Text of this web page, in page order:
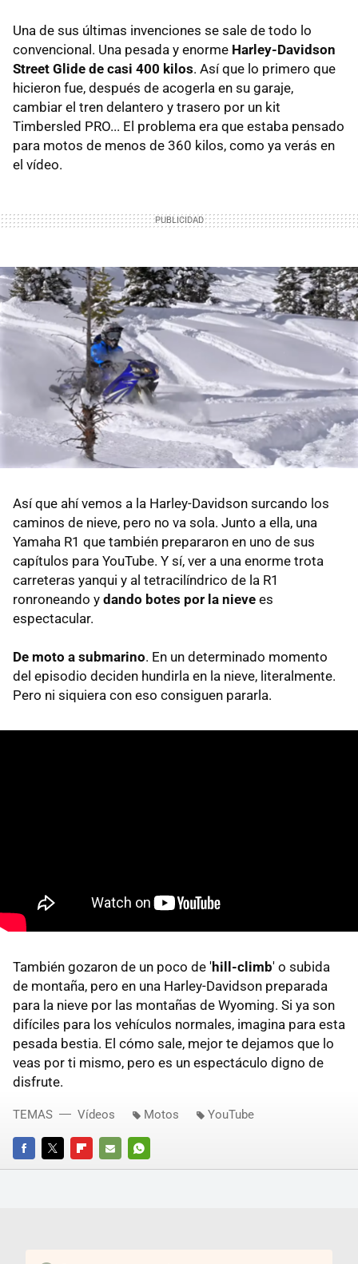
Una de sus últimas invenciones se sale de todo lo
convencional. Una pesada y enorme Harley-Davidson
Street Glide de casi 400 kilos. Así que lo primero que
hicieron fue, después de acogerla en su garaje,
cambiar el tren delantero y trasero por un kit
Timbersled PRO... El problema era que estaba pensado
para motos de menos de 360 kilos, como ya verás en
el vídeo.
Así que ahí vemos a la Harley-Davidson surcando los
caminos de nieve, pero no va sola. Junto a ella, una
Yamaha R1 que también prepararon en uno de sus
capítulos para YouTube. Y sí, ver a una enorme trota
carreteras yanqui y al tetracilíndrico de la R1
ronroneando y dando botes por la nieve es
espectacular.
De moto a submarino. En un determinado momento
del episodio deciden hundirla en la nieve, literalmente.
Pero ni siquiera con eso consiguen pararla.
También gozaron de un poco de 'hill-climb' o subida
de montaña, pero en una Harley-Davidson preparada
para la nieve por las montañas de Wyoming. Si ya son
difíciles para los vehículos normales, imagina para esta
pesada bestia. El cómo sale, mejor te dejamos que lo
veas por ti mismo, pero es un espectáculo digno de
disfrute.
FACEBOOKTWITTERFLIPBOARD
E-
WHATSAPP
TEMAS Vídeos Motos YouTube